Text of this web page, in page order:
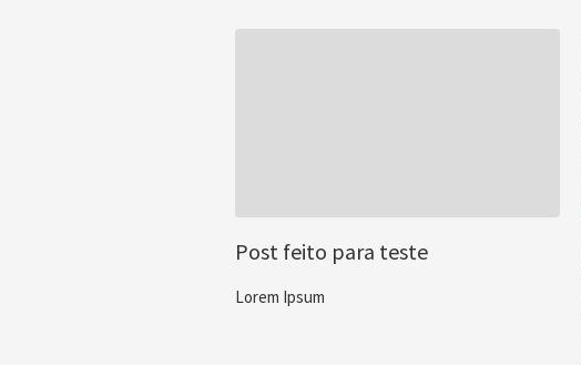
Post feito para teste
Lorem Ipsum